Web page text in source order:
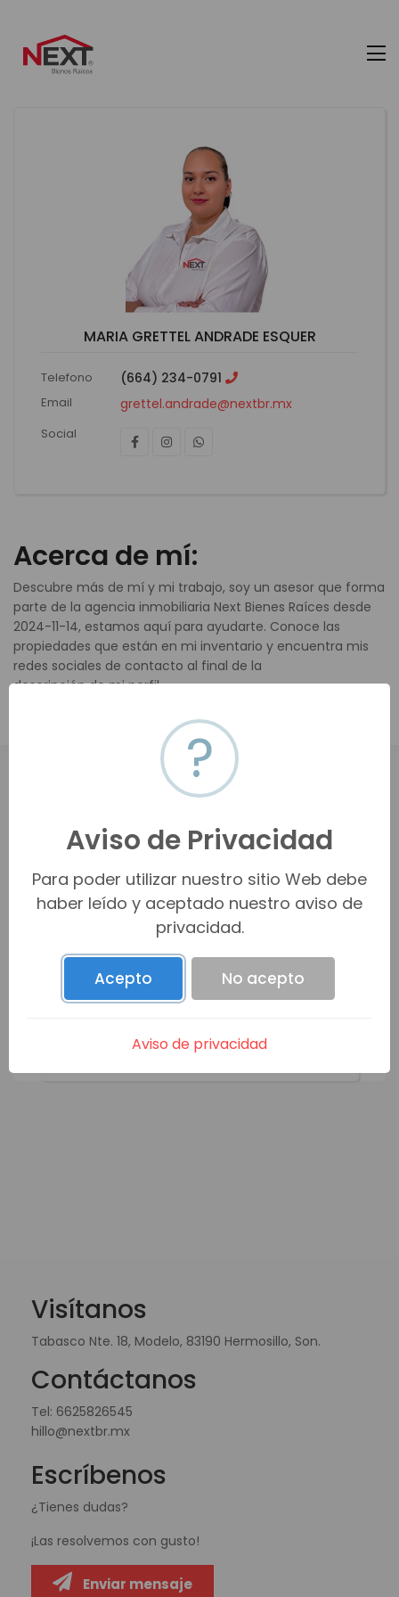
MARIA GRETTEL ANDRADE ESQUER
Telefono (664) 234-0791
Email grettel.andrade@nextbr.mx
Social
Acerca de mí:
Descubre más de mí y mi trabajo, soy un asesor que forma
parte de la agencia inmobiliaria Next Bienes Raíces desde
2024-11-14, estamos aquí para ayudarte. Conoce las
propiedades que están en mi inventario y encuentra mis
redes sociales de contacto al final de la
descripción de mi perfil.
Todas (0)
Venta (0)
Renta (0)
Promesa C/V (0)
Visítanos
Tabasco Nte. 18, Modelo, 83190 Hermosillo, Son.
Contáctanos
Tel: 6625826545
hillo@nextbr.mx
Escríbenos
¿Tienes dudas?
¡Las resolvemos con gusto!
Enviar mensaje
?
Aviso de Privacidad
Para poder utilizar nuestro sitio Web debe
haber leído y aceptado nuestro aviso de
privacidad.
Acepto No acepto
Aviso de privacidad